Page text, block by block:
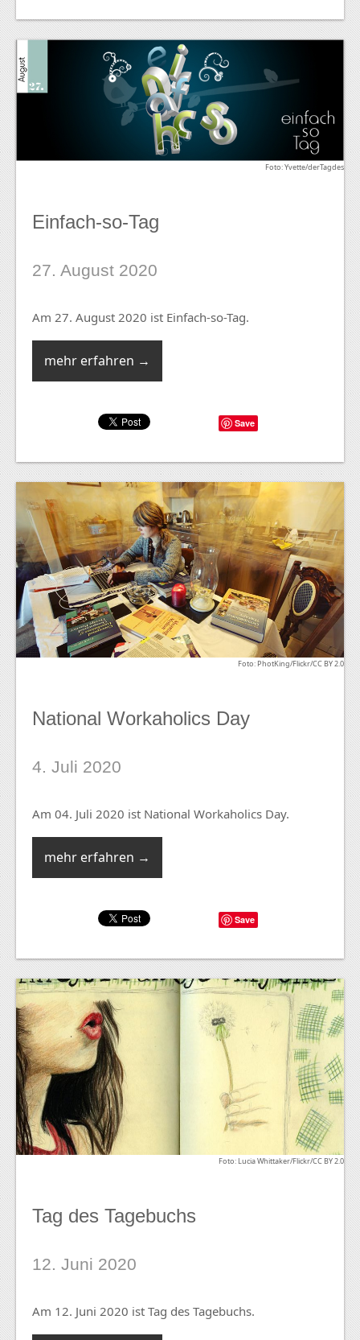
Foto: Yvette/derTagdes
Einfach-so-Tag
27. August 2020
Am 27. August 2020 ist Einfach-so-Tag.
mehr erfahren →
Save
Foto: PhotKing/Flickr/CC BY 2.0
National Workaholics Day
4. Juli 2020
Am 04. Juli 2020 ist National Workaholics Day.
mehr erfahren →
Save
Foto: Lucia Whittaker/Flickr/CC BY 2.0
Tag des Tagebuchs
12. Juni 2020
Am 12. Juni 2020 ist Tag des Tagebuchs.